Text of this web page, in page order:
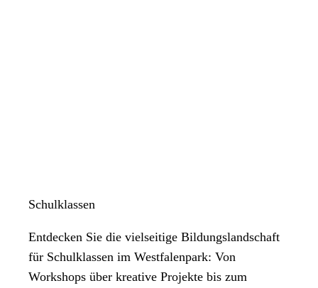
Schulklassen
Entdecken Sie die vielseitige Bildungslandschaft
für Schulklassen im Westfalenpark: Von
Workshops über kreative Projekte bis zum